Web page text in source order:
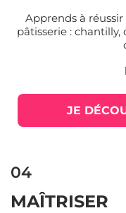
Apprends à
pâtisserie : chantilly,
JE
04
MAÎTRISER